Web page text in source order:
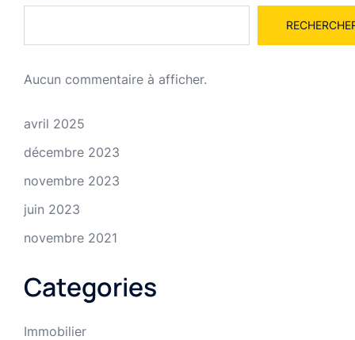
Aucun commentaire à afficher.
avril 2025
décembre 2023
novembre 2023
juin 2023
novembre 2021
Categories
Immobilier